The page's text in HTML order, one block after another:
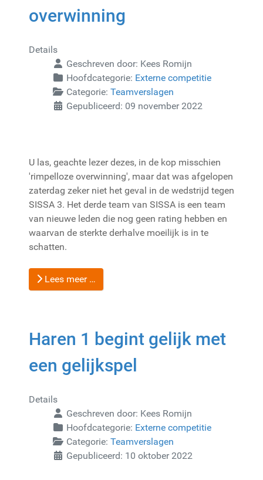
overwinning
Details
Geschreven door: Kees Romijn
Hoofdcategorie: Externe competitie
Categorie: Teamverslagen
Gepubliceerd: 09 november 2022
U las, geachte lezer dezes, in de kop misschien
'rimpelloze overwinning', maar dat was afgelopen
zaterdag zeker niet het geval in de wedstrijd tegen
SISSA 3. Het derde team van SISSA is een team
van nieuwe leden die nog geen rating hebben en
waarvan de sterkte derhalve moeilijk is in te
schatten.
Lees meer …
Haren 1 begint gelijk met
een gelijkspel
Details
Geschreven door: Kees Romijn
Hoofdcategorie: Externe competitie
Categorie: Teamverslagen
Gepubliceerd: 10 oktober 2022